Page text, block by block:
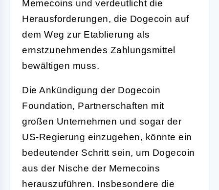
Memecoins und verdeutlicht die
Herausforderungen, die Dogecoin auf
dem Weg zur Etablierung als
ernstzunehmendes Zahlungsmittel
bewältigen muss.
Die Ankündigung der Dogecoin
Foundation, Partnerschaften mit
großen Unternehmen und sogar der
US-Regierung einzugehen, könnte ein
bedeutender Schritt sein, um Dogecoin
aus der Nische der Memecoins
herauszuführen. Insbesondere die